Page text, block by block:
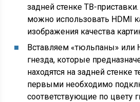
задней стенке ТВ-
можно использовать HDMI
изображения качества
Вставляем «тюльпаны» или
гнезда, которые
находятся на задней стенке
первыми необходимо
соответствующие по цвету